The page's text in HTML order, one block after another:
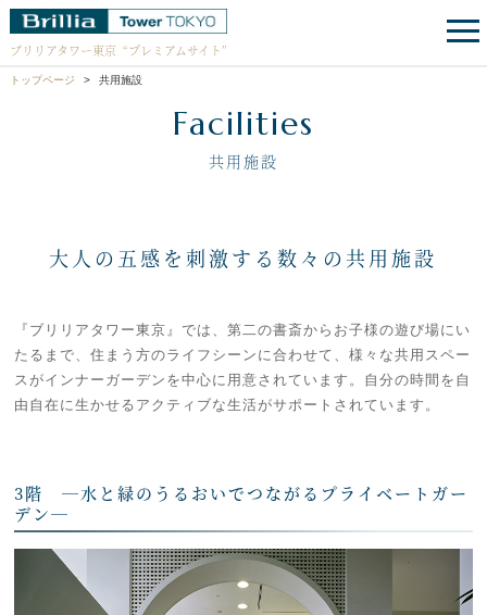
ブリリアタワー東京 “プレミアムサイト”
トップページ 共用施設
Facilities
共用施設
大人の五感を刺激する数々の共用施設
『ブリリアタワー東京』では、第二の書斎からお子様の遊び場にい
たるまで、住まう方のライフシーンに合わせて、様々な共用スペー
スがインナーガーデンを中心に用意されています。自分の時間を自
由自在に生かせるアクティブな生活がサポートされています。
3階 ―水と緑のうるおいでつながるプライベートガー
デン―